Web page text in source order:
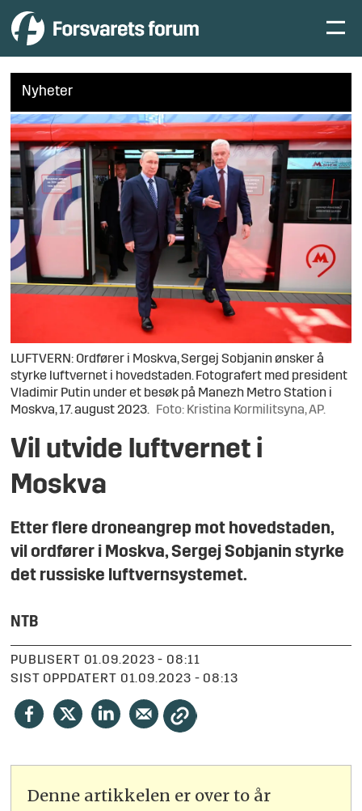
Nyheter
LUFTVERN: Ordfører i Moskva, Sergej Sobjanin ønsker å
styrke luftvernet i hovedstaden. Fotografert med president
Vladimir Putin under et besøk på Manezh Metro Station i
Moskva, 17. august 2023.
Foto: Kristina Kormilitsyna, AP.
Vil utvide luftvernet i
Moskva
Etter flere droneangrep mot hovedstaden,
vil ordfører i Moskva, Sergej Sobjanin styrke
det russiske luftvernsystemet.
NTB
PUBLISERT
01.09.2023 - 08:11
SIST OPPDATERT
01.09.2023 - 08:13
Denne artikkelen er over to år